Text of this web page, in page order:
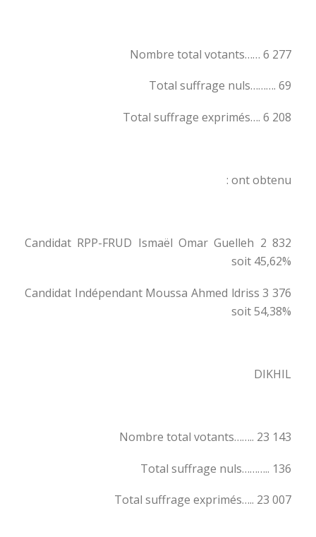
Nombre total votants…… 6 277
Total suffrage nuls………. 69
Total suffrage exprimés…. 6 208
ont obtenu :
Candidat RPP-FRUD Ismaël Omar Guelleh 2 832
soit 45,62%
Candidat Indépendant Moussa Ahmed ldriss 3 376
soit 54,38%
DIKHIL
Nombre total votants…….. 23 143
Total suffrage nuls……….. 136
Total suffrage exprimés….. 23 007